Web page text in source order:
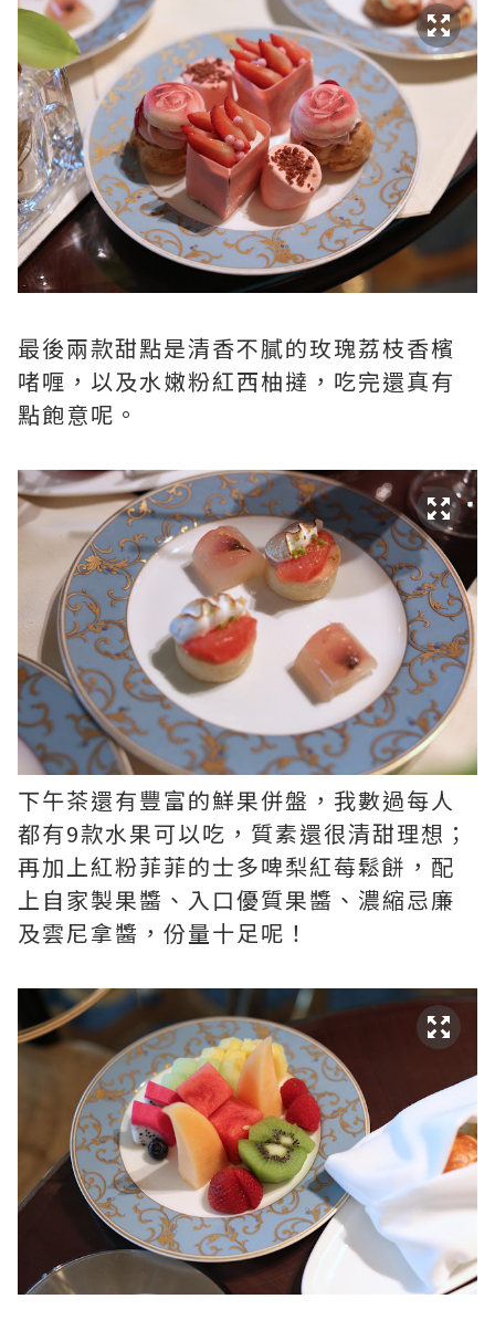
最後兩款甜點是清香不膩的玫瑰荔枝香檳
啫喱，以及水嫩粉紅西柚撻，吃完還真有
點飽意呢。
下午茶還有豐富的鮮果併盤，我數過每人
都有9款水果可以吃，質素還很清甜理想；
再加上紅粉菲菲的士多啤梨紅莓鬆餅，配
上自家製果醬、入口優質果醬、濃縮忌廉
及雲尼拿醬，份量十足呢！